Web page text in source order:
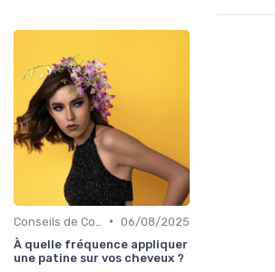
• 06/08/2025
À quelle fréquence appliquer
une patine sur vos cheveux ?